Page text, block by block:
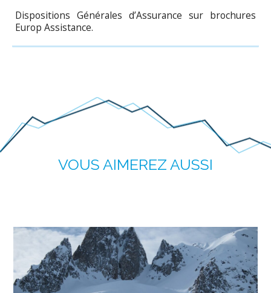
Dispositions Générales d’Assurance sur brochures
Europ Assistance.
VOUS AIMEREZ AUSSI